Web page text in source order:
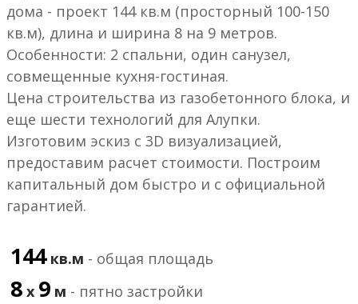
дома - проект 144 кв.м (просторный 100-150
кв.м), длина и ширина 8 на 9 метров.
Особенности: 2 спальни, один санузел,
совмещенные кухня-гостиная.
Цена строительства из газобетонного блока, и
еще шести технологий для Алупки.
Изготовим эскиз с 3D визуализацией,
предоставим расчет стоимости. Построим
капитальный дом быстро и с официальной
гарантией.
144 кв.м - общая площадь
8 х 9 м - пятно застройки